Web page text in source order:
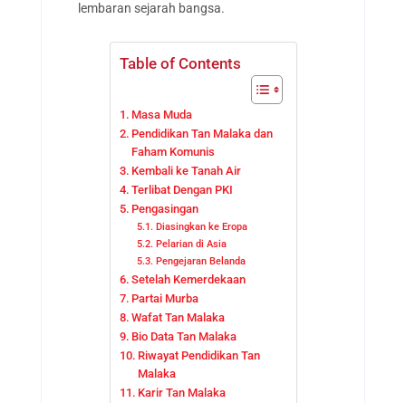
lembaran sejarah bangsa.
Table of Contents
Masa Muda
Pendidikan Tan Malaka dan
Faham Komunis
Kembali ke Tanah Air
Terlibat Dengan PKI
Pengasingan
Diasingkan ke Eropa
Pelarian di Asia
Pengejaran Belanda
Setelah Kemerdekaan
Partai Murba
Wafat Tan Malaka
Bio Data Tan Malaka
Riwayat Pendidikan Tan
Malaka
Karir Tan Malaka